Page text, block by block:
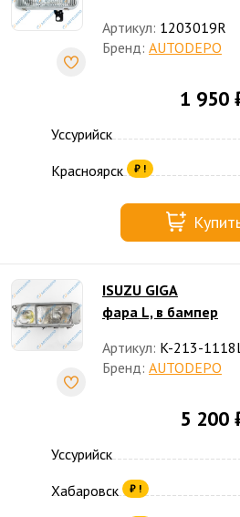
Артикул: 1203019R
Бренд: AUTODEPO
1 950
Уссурийск
Красноярск
₽ !
ISUZU GIGA
фара L, в бампер
Артикул: K-213-
Бренд: AUTODEPO
5 200
Уссурийск
Хабаровск
₽ !